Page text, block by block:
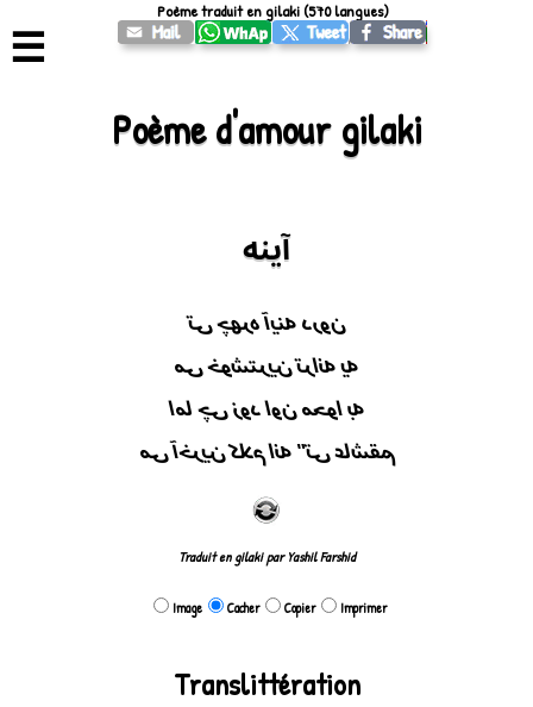
☰
Poème d'amour gilaki
آینه
تی چهره آینه درون
می خوشترین ترانه یه
اما چی زود اون محوا به
می آخرین کلام انه "تی عاشقم
Traduit en gilaki par Yashil Farshid
Image Cacher Copier Imprimer
Translittération
Poème traduit en gilaki (570 langues)